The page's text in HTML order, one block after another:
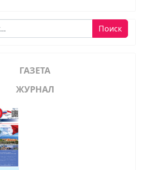
Поиск
ГАЗЕТА
ЖУРНАЛ